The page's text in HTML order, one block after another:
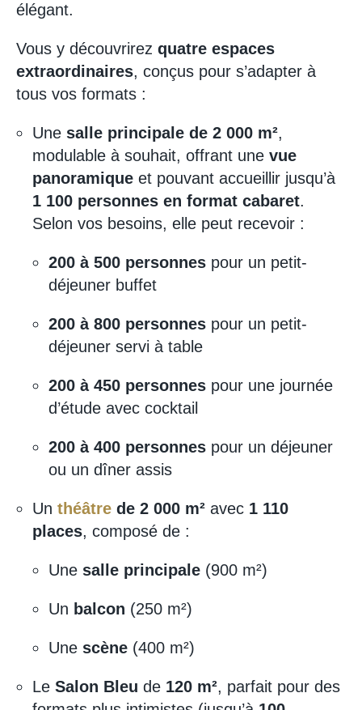
élégant.
Vous y découvrirez quatre espaces
extraordinaires, conçus pour s’adapter à
tous vos formats :
Une salle principale de 2 000 m²,
modulable à souhait, offrant une vue
panoramique et pouvant accueillir jusqu’à
1 100 personnes en format cabaret.
Selon vos besoins, elle peut recevoir :
200 à 500 personnes pour un petit-
déjeuner buffet
200 à 800 personnes pour un petit-
déjeuner servi à table
200 à 450 personnes pour une journée
d’étude avec cocktail
200 à 400 personnes pour un déjeuner
ou un dîner assis
Un théâtre de 2 000 m² avec 1 110
places, composé de :
Une salle principale (900 m²)
Un balcon (250 m²)
Une scène (400 m²)
Le Salon Bleu de 120 m², parfait pour des